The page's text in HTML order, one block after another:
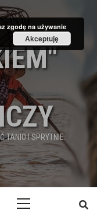
TANIO I SPRYTNIE.
zgodę na używanie
Akceptuję